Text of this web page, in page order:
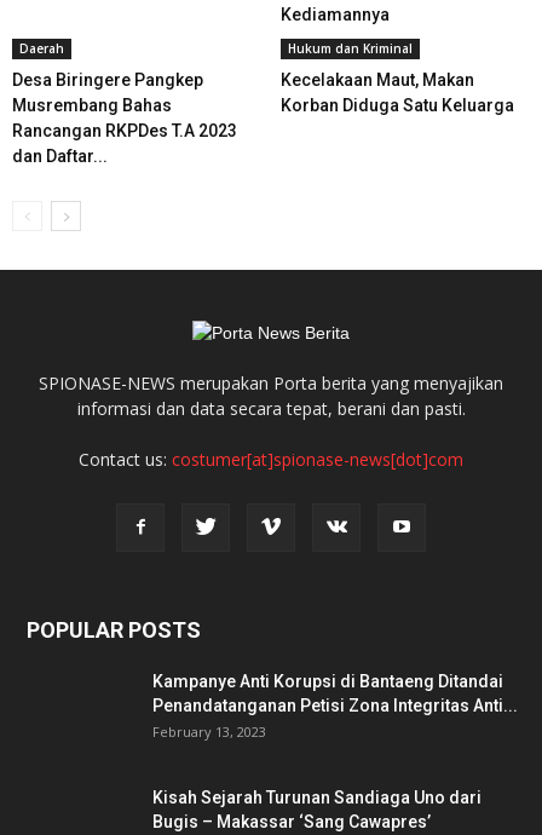
Kediamannya
Daerah
Desa Biringere Pangkep
Musrembang Bahas
Rancangan RKPDes T.A 2023
dan Daftar...
Hukum dan Kriminal
Kecelakaan Maut, Makan
Korban Diduga Satu Keluarga
SPIONASE-NEWS merupakan Porta berita yang menyajikan
informasi dan data secara tepat, berani dan pasti.
Contact us: costumer[at]spionase-news[dot]com
POPULAR POSTS
Kampanye Anti Korupsi di Bantaeng Ditandai
Penandatanganan Petisi Zona Integritas Anti...
February 13, 2023
Kisah Sejarah Turunan Sandiaga Uno dari
Bugis – Makassar ‘Sang Cawapres’